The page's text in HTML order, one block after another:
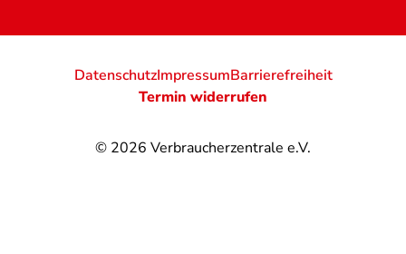
© 2026 Verbraucherzentrale e.V.
DatenschutzImpressumBarrierefreiheit
Termin widerrufen